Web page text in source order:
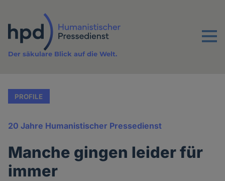
Inhalt
Menu
Der säkulare Blick auf die Welt.
PROFILE
20 Jahre Humanistischer Pressedienst
Manche gingen leider für
immer